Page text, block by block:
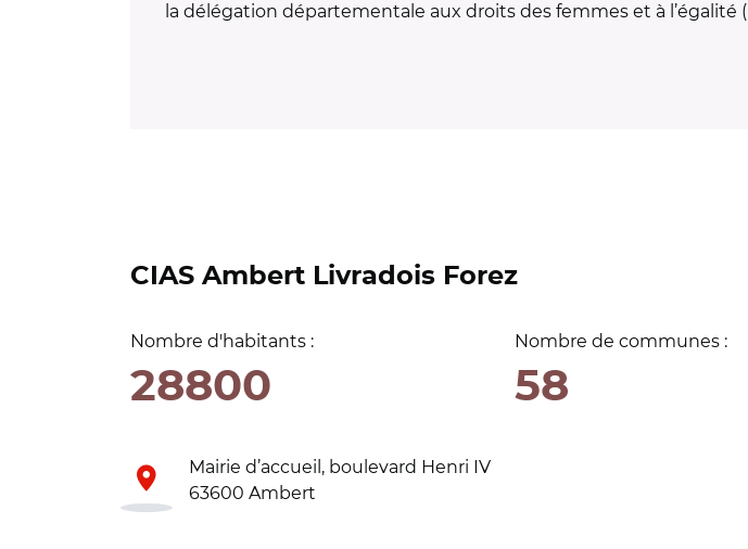
la délégation départementale aux droits des femmes et à l’égalité
CIAS Ambert Livradois Forez
Nombre d'habitants :
28800
Nombre de communes :
58
Mairie d’accueil, boulevard Henri IV
63600 Ambert